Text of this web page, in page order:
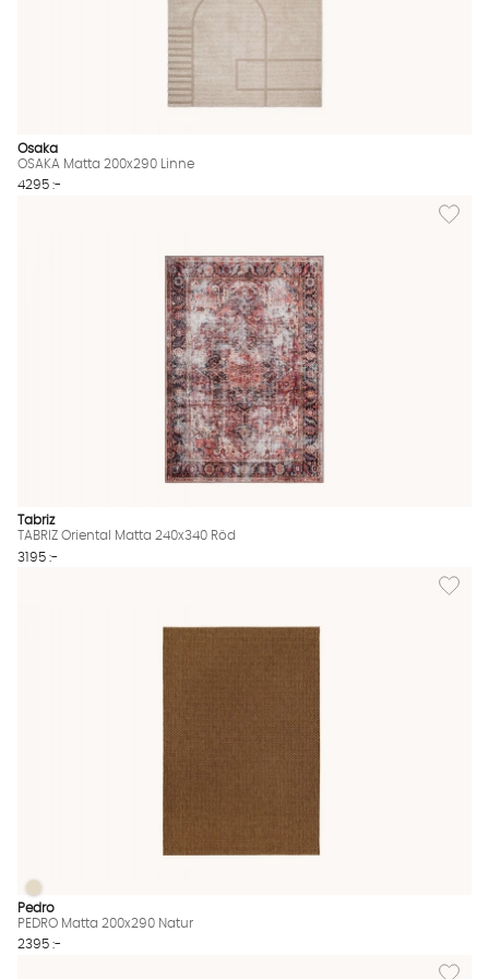
Osaka
OSAKA Matta 200x290 Linne
4295 :-
Lägg
Tabriz
TABRIZ Oriental Matta 240x340 Röd
3195 :-
Lägg
PEDRO Matta 200x290 Natur Finns även i dessa färger:
PEDRO Matta 200x290 Natur
Pedro
PEDRO Matta 200x290 Natur
2395 :-
Lägg